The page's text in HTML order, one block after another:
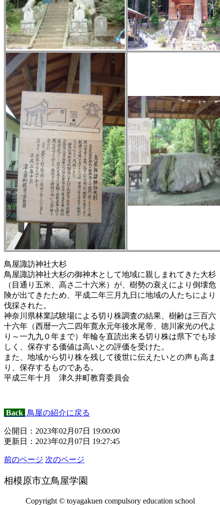
鳥屋諏訪神社大杉
鳥屋諏訪神社大杉の御神木として地域に親しまれてきた大杉
（目通り五米、高さ二十六米）が、樹勢の衰えにより倒壊危
険が出てきたため、平成二年三月九日に地域の人たちにより
伐採された。
神奈川県林業試験場による切り株調査の結果、樹齢は三百六
十六年（西暦一六二四年寛永元年後水尾帝、徳川家光の代よ
り～一九九０年まで）年輪を直読出来る切り株は県下でも珍
しく、保存する価値は高いとの評価を受けた。
また、地域から切り株を残して後世に伝えたいとの声も高ま
り、保存するものである。
平成三年十月 津久井町教育委員会
Back 鳥屋の紹介に戻る
公開日：2023年02月07日 19:00:00
更新日：2023年02月07日 19:27:45
前のページ 次のページ
相模原市立鳥屋学園
Copyright © toyagakuen compulsory education school